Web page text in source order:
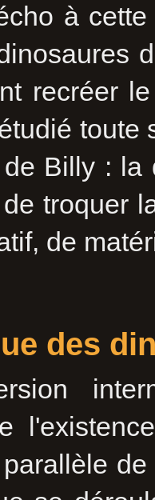
à
recréer
toute
Billy : la
troquer
de
des